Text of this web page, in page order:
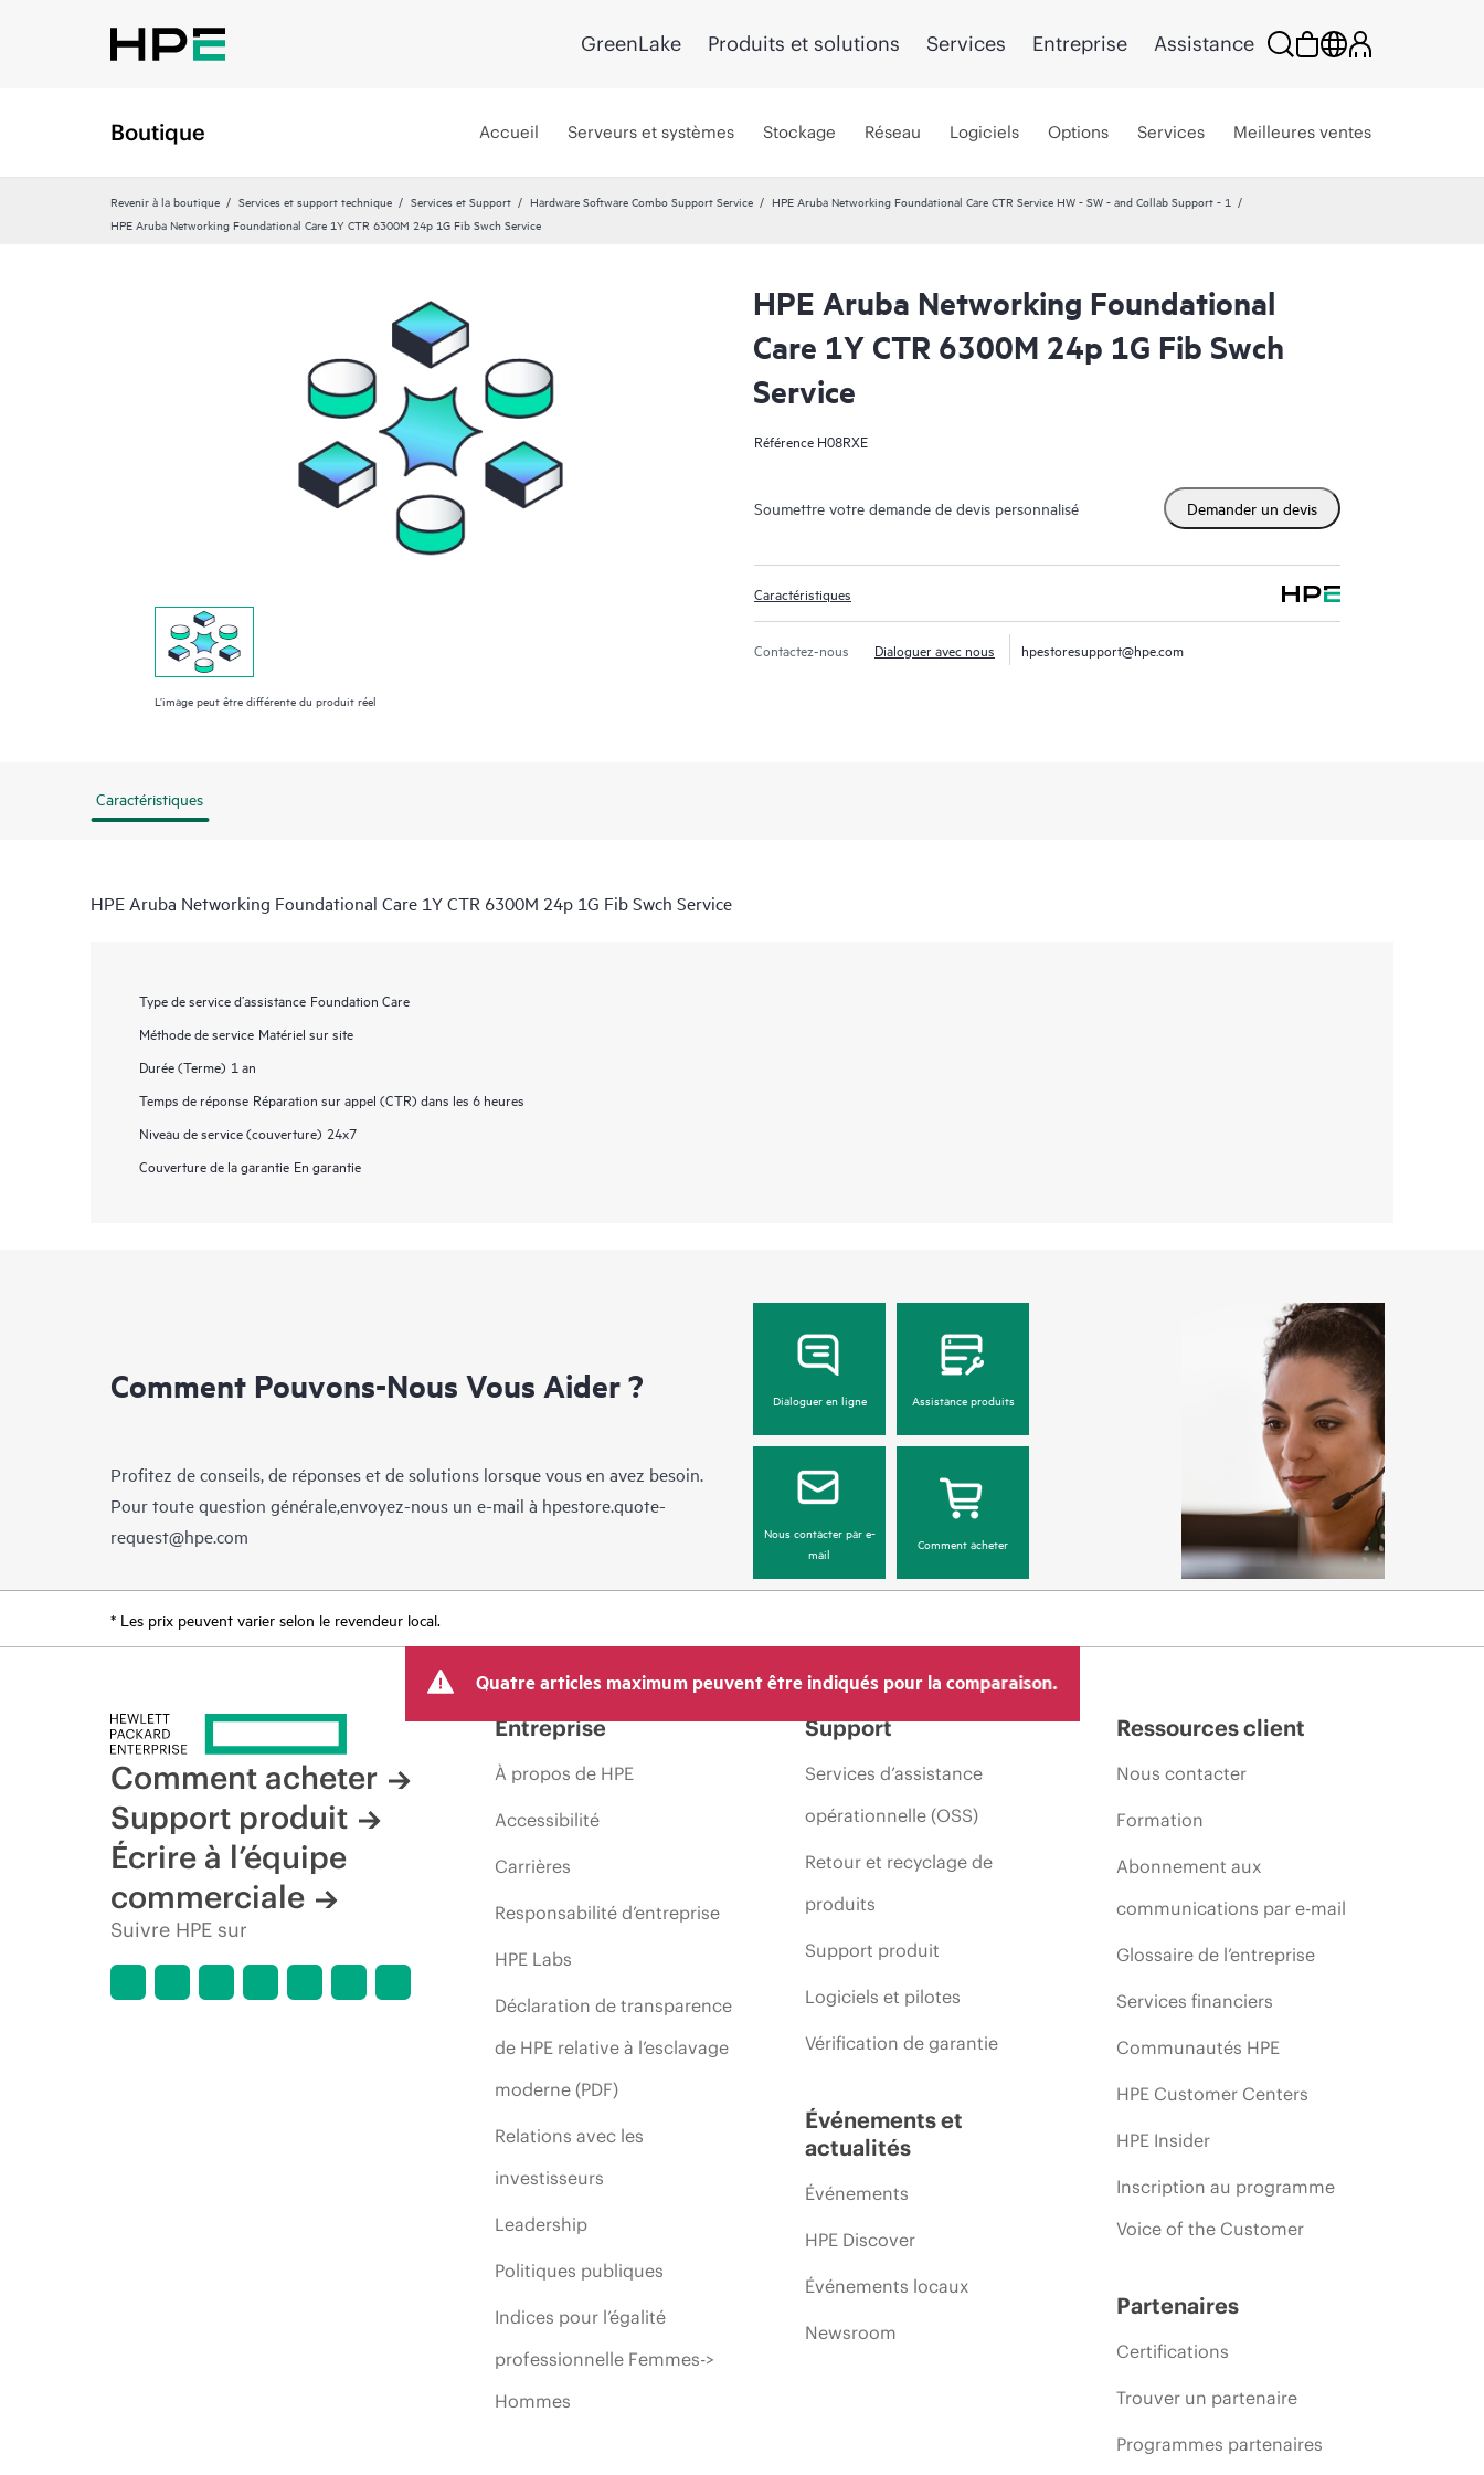
GreenLake Produits et solutions Services Entreprise Assistance
Boutique Accueil Serveurs et systèmes Stockage Réseau Logiciels Options Services Meilleures ventes
Revenir à la boutique Services et support technique Services et Support Hardware Software Combo Support Service
HPE Aruba Networking Foundational Care CTR Service HW - SW - and Collab Support - 1
HPE Aruba Networking Foundational Care 1Y CTR 6300M 24p 1G Fib Swch Service
L’image peut être différente du produit réel
HPE Aruba Networking Foundational
Care 1Y CTR 6300M 24p 1G Fib Swch
Service
Référence H08RXE
Soumettre votre demande de devis personnalisé Demander un devis
Caractéristiques
Contactez-nous Dialoguer avec nous hpestoresupport@hpe.com
Caractéristiques
HPE Aruba Networking Foundational Care 1Y CTR 6300M 24p 1G Fib Swch Service
Type de service d’assistance Foundation Care
Méthode de service Matériel sur site
Durée (Terme) 1 an
Temps de réponse Réparation sur appel (CTR) dans les 6 heures
Niveau de service (couverture) 24x7
Couverture de la garantie En garantie
Comment Pouvons-Nous Vous Aider ?
Profitez de conseils, de réponses et de solutions lorsque vous en avez besoin.
Pour toute question générale,envoyez-nous un e-mail à hpestore.quote-
request@hpe.com
Dialoguer en ligne Assistance produits
Nous contacter par e-
mail
Comment acheter
* Les prix peuvent varier selon le revendeur local.
Quatre articles maximum peuvent être indiqués pour la comparaison.
Comment acheter
Support produit
Écrire à l’équipe
commerciale
Suivre HPE sur
Entreprise
À propos de HPE
Accessibilité
Carrières
Responsabilité d’entreprise
HPE Labs
Déclaration de transparence
de HPE relative à l’esclavage
moderne (PDF)
Relations avec les
investisseurs
Leadership
Politiques publiques
Indices pour l’égalité
professionnelle Femmes->
Hommes
Support
Services d’assistance
opérationnelle (OSS)
Retour et recyclage de
produits
Support produit
Logiciels et pilotes
Vérification de garantie
Événements et
actualités
Événements
HPE Discover
Événements locaux
Newsroom
Ressources client
Nous contacter
Formation
Abonnement aux
communications par e-mail
Glossaire de l’entreprise
Services financiers
Communautés HPE
HPE Customer Centers
HPE Insider
Inscription au programme
Voice of the Customer
Partenaires
Certifications
Trouver un partenaire
Programmes partenaires